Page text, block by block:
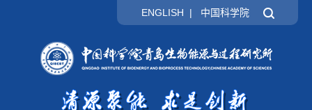
ENGLISH | 中国科学院